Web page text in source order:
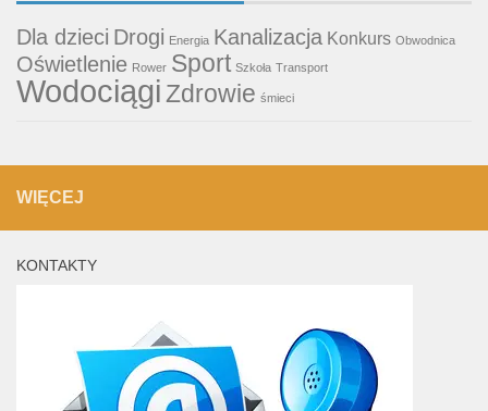
Dla dzieci Drogi Energia Kanalizacja Konkurs Obwodnica
Oświetlenie Rower Sport Szkoła Transport
WodociągiZdrowie śmieci
WIĘCEJ
KONTAKTY